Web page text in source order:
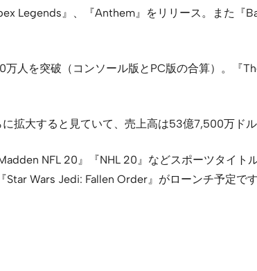
Legends』、『Anthem』をリリース。また『
人を突破（コンソール版とPC版の合算）。『
拡大すると見ていて、売上高は53億7,500万ドル
NFL 20』『NHL 20』などスポーツタイト
Wars Jedi: Fallen Order』がローンチ予定です